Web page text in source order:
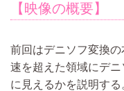
【映像の概要】
前回はデニソフ変換
速を超えた領域にデ
に見えるかを説明す